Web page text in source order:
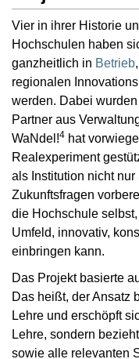
Vier in ihrer Historie
Hochschulen haben
ganzheitlich in Betrieb,
regionalen
werden. Dabei
Partner aus
WaNdel!4 hat
Realexperiment
als Institution nicht
Zukunftsfragen
die Hochschule
Umfeld, innovativ,
einbringen kann.
Das Projekt basierte
Das heißt, der Ansatz
Lehre und erschöpft
Lehre, sondern
sowie alle relevanten